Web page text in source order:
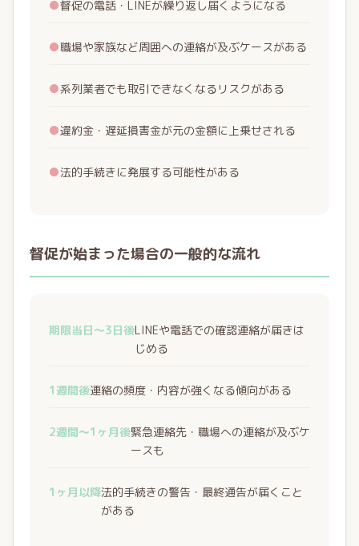
●督促の電話・LINEが繰り返し届くようになる
●職場や家族など周囲への連絡が及ぶケースがある
●系列業者でも取引できなくなるリスクがある
●違約金・遅延損害金が元の金額に上乗せされる
●法的手続きに発展する可能性がある
督促が始まった場合の一般的な流れ
期限当日〜3日後LINEや電話での確認連絡が届きは
じめる
1週間後連絡の頻度・内容が強くなる傾向がある
2週間〜1ヶ月後緊急連絡先・職場への連絡が及ぶケ
ースも
1ヶ月以降法的手続きの警告・最終通告が届くこと
がある